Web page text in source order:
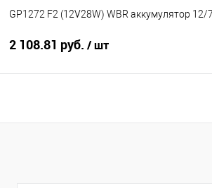
GP1272 F2 (12V28W) WBR аккумулятор 12/7
2 108.81 руб. / шт